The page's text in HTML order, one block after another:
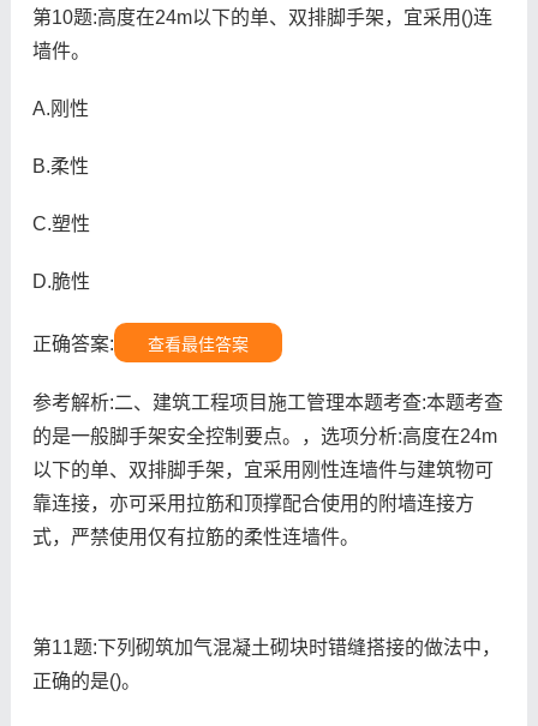
第10题:高度在24m以下的单、双排脚手架，宜采用()连
墙件。
A.刚性
B.柔性
C.塑性
D.脆性
正确答案: 查看最佳答案
参考解析:二、建筑工程项目施工管理本题考查:本题考查
的是一般脚手架安全控制要点。，选项分析:高度在24m
以下的单、双排脚手架，宜采用刚性连墙件与建筑物可
靠连接，亦可采用拉筋和顶撑配合使用的附墙连接方
式，严禁使用仅有拉筋的柔性连墙件。
第11题:下列砌筑加气混凝土砌块时错缝搭接的做法中，
正确的是()。